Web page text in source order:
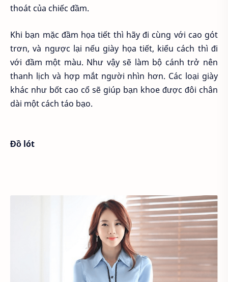
thoát của chiếc đầm.
Khi bạn mặc đầm họa tiết thì hãy đi cùng với cao gót
trơn, và ngược lại nếu giày họa tiết, kiểu cách thì đi
với đầm một màu. Như vậy sẽ làm bộ cánh trở nên
thanh lịch và hợp mắt người nhìn hơn. Các loại giày
khác như bốt cao cổ sẽ giúp bạn khoe được đôi chân
dài một cách táo bạo.
Đồ lót